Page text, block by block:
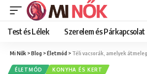
Test és Lélek Szerelem és Párkapcsolat
Mi Nők >Blog >Életmód > Téli vacsorák, amelyek átmelegítik a
ÉLETMÓD KONYHA ÉS KERT